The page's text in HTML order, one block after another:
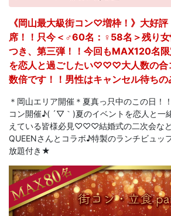
《岡山最大級街コン♡増枠！》大好
席！！只今＜♂60名：♀58名＞残り
つき、第三弾！！今回もMAX120名
を恋人と過ごしたい♡♡♡大人数の合
数倍です！！男性はキャンセル待ち
＊岡山エリア開催＊夏真っ只中のこの日！
コン開催♪( ´▽｀)夏のイベントを恋人と一
えている皆様必見♡♡♡結婚式の二次会な
QUEENさんとコラボ♪特製のランチビュッ
放題付き★